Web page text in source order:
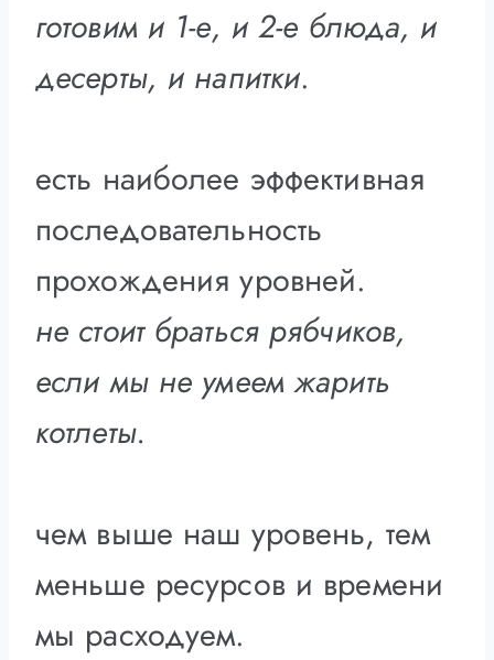
готовим и 1-е, и 2-е блюда, и
десерты, и напитки.
есть наиболее эффективная
последовательность
прохождения уровней.
не стоит браться рябчиков,
если мы не умеем жарить
котлеты.
чем выше наш уровень, тем
меньше ресурсов и времени
мы расходуем.